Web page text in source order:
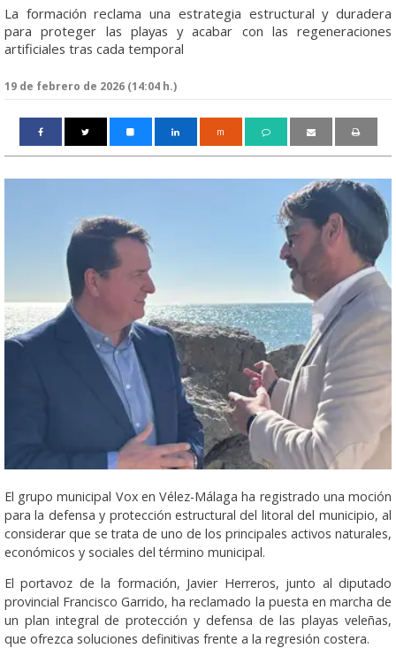
La formación reclama una estrategia estructural y duradera
para proteger las playas y acabar con las regeneraciones
artificiales tras cada temporal
19 de febrero de 2026 (14:04 h.)
m
El grupo municipal Vox en Vélez-Málaga ha registrado una moción
para la defensa y protección estructural del litoral del municipio, al
considerar que se trata de uno de los principales activos naturales,
económicos y sociales del término municipal.
El portavoz de la formación, Javier Herreros, junto al diputado
provincial Francisco Garrido, ha reclamado la puesta en marcha de
un plan integral de protección y defensa de las playas veleñas,
que ofrezca soluciones definitivas frente a la regresión costera.